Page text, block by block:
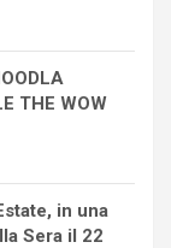
THE WOW
in una
Sera il 22